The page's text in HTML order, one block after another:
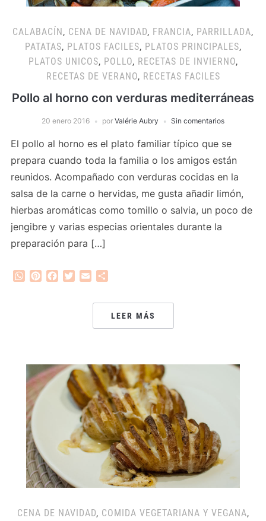
CALABACÍN , CENA DE NAVIDAD, FRANCIA, PARRILLADA,
PATATAS, PLATOS FACILES, PLATOS PRINCIPALES,
PLATOS UNICOS, POLLO, RECETAS DE INVIERNO,
RECETAS DE VERANO, RECETAS FACILES
Pollo al horno con verduras mediterráneas
20 enero 2016 por Valérie Aubry Sin comentarios
El pollo al horno es el plato familiar típico que se
prepara cuando toda la familia o los amigos están
reunidos. Acompañado con verduras cocidas en la
salsa de la carne o hervidas, me gusta añadir limón,
hierbas aromáticas como tomillo o salvia, un poco de
jengibre y varias especias orientales durante la
preparación para […]
WhatsApp
PinterestFacebook
Twitter
Email
LEER MÁS
CENA DE NAVIDAD, COMIDA VEGETARIANA Y VEGANA,